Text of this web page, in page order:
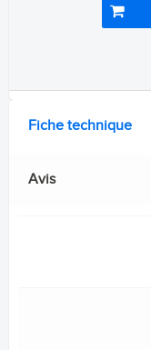
Fiche technique
Avis